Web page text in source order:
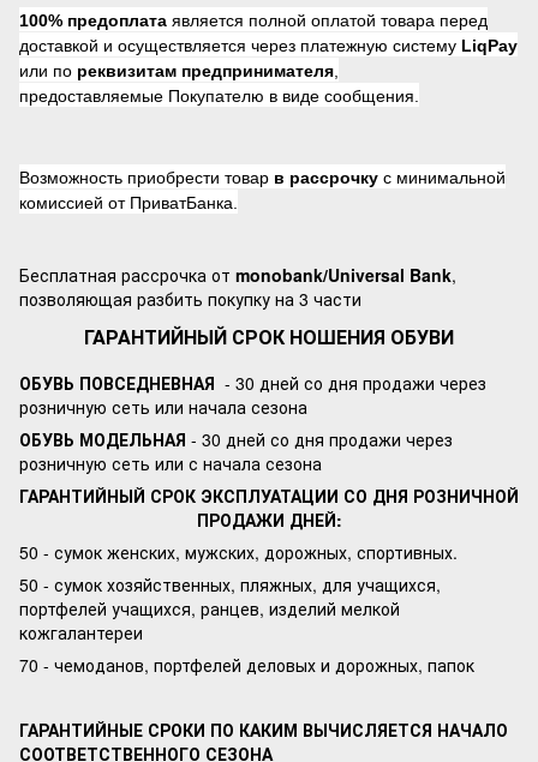
100% предоплата является полной оплатой товара перед
доставкой и осуществляется через платежную систему LiqPay
или по реквизитам предпринимателя
предоставляемые Покупателю в виде сообщения.
Возможность приобрести товар в рассрочку с минимальной
комиссией от ПриватБанка.
Бесплатная рассрочка от monobank/Universal Bank,
позволяющая разбить покупку на 3 части
ГАРАНТИЙНЫЙ СРОК НОШЕНИЯ ОБУВИ
ОБУВЬ ПОВСЕДНЕВНАЯ - 30 дней со дня продажи через
розничную сеть или начала сезона
ОБУВЬ МОДЕЛЬНАЯ - 30 дней со дня продажи через
розничную сеть или с начала сезона
ГАРАНТИЙНЫЙ СРОК ЭКСПЛУАТАЦИИ СО ДНЯ РОЗНИЧНОЙ
ПРОДАЖИ ДНЕЙ:
50 - сумок женских, мужских, дорожных, спортивных.
50 - сумок хозяйственных, пляжных, для учащихся,
портфелей учащихся, ранцев, изделий мелкой
кожгалантереи
70 - чемоданов, портфелей деловых и дорожных, папок
ГАРАНТИЙНЫЕ СРОКИ ПО КАКИМ ВЫЧИСЛЯЕТСЯ НАЧАЛО
СООТВЕТСТВЕННОГО СЕЗОНА